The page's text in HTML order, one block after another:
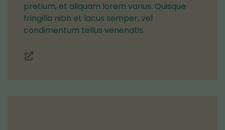
pretium, et aliquam lorem varius. Quisque
fringilla nibh et lacus semper, vel
condimentum tellus venenatis.
Lohkot
(siirryt